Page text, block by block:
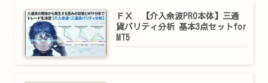
ＦＸ 【介入余波PRO本体】三通
貨パリティ分析 基本3点セットfor
MT5